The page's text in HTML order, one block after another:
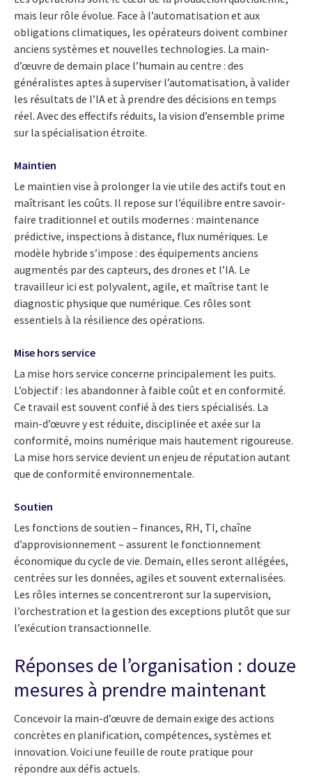
mais leur rôle évolue. Face à l’automatisation et aux
obligations climatiques, les opérateurs doivent combiner
anciens systèmes et nouvelles technologies. La main-
d’œuvre de demain place l’humain au centre : des
généralistes aptes à superviser l’automatisation, à valider
les résultats de l’IA et à prendre des décisions en temps
réel. Avec des effectifs réduits, la vision d’ensemble prime
sur la spécialisation étroite.
Maintien
Le maintien vise à prolonger la vie utile des actifs tout en
maîtrisant les coûts. Il repose sur l’équilibre entre savoir-
faire traditionnel et outils modernes : maintenance
prédictive, inspections à distance, flux numériques. Le
modèle hybride s’impose : des équipements anciens
augmentés par des capteurs, des drones et l’IA. Le
travailleur ici est polyvalent, agile, et maîtrise tant le
diagnostic physique que numérique. Ces rôles sont
essentiels à la résilience des opérations.
Mise hors service
La mise hors service concerne principalement les puits.
L’objectif : les abandonner à faible coût et en conformité.
Ce travail est souvent confié à des tiers spécialisés. La
main-d’œuvre y est réduite, disciplinée et axée sur la
conformité, moins numérique mais hautement rigoureuse.
La mise hors service devient un enjeu de réputation autant
que de conformité environnementale.
Soutien
Les fonctions de soutien – finances, RH, TI, chaîne
d’approvisionnement – assurent le fonctionnement
économique du cycle de vie. Demain, elles seront allégées,
centrées sur les données, agiles et souvent externalisées.
Les rôles internes se concentreront sur la supervision,
l’orchestration et la gestion des exceptions plutôt que sur
l’exécution transactionnelle.
Réponses de l’organisation : douze
mesures à prendre maintenant
Concevoir la main-d’œuvre de demain exige des actions
concrètes en planification, compétences, systèmes et
innovation. Voici une feuille de route pratique pour
répondre aux défis actuels.